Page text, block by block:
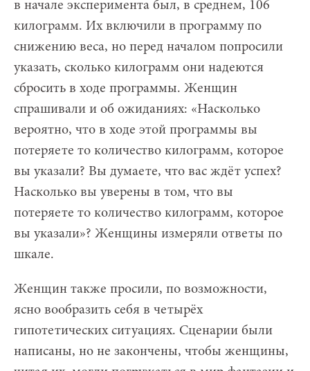
в начале эксперимента был, в среднем, 106
килограмм. Их включили в программу по
снижению веса, но перед началом попросили
указать, сколько килограмм они надеются
сбросить в ходе программы. Женщин
спрашивали и об ожиданиях: «Насколько
вероятно, что в ходе этой программы вы
потеряете то количество килограмм, которое
вы указали? Вы думаете, что вас ждёт успех?
Насколько вы уверены в том, что вы
потеряете то количество килограмм, которое
вы указали»? Женщины измеряли ответы по
шкале.
Женщин также просили, по возможности,
ясно вообразить себя в четырёх
гипотетических ситуациях. Сценарии были
написаны, но не закончены, чтобы женщины,